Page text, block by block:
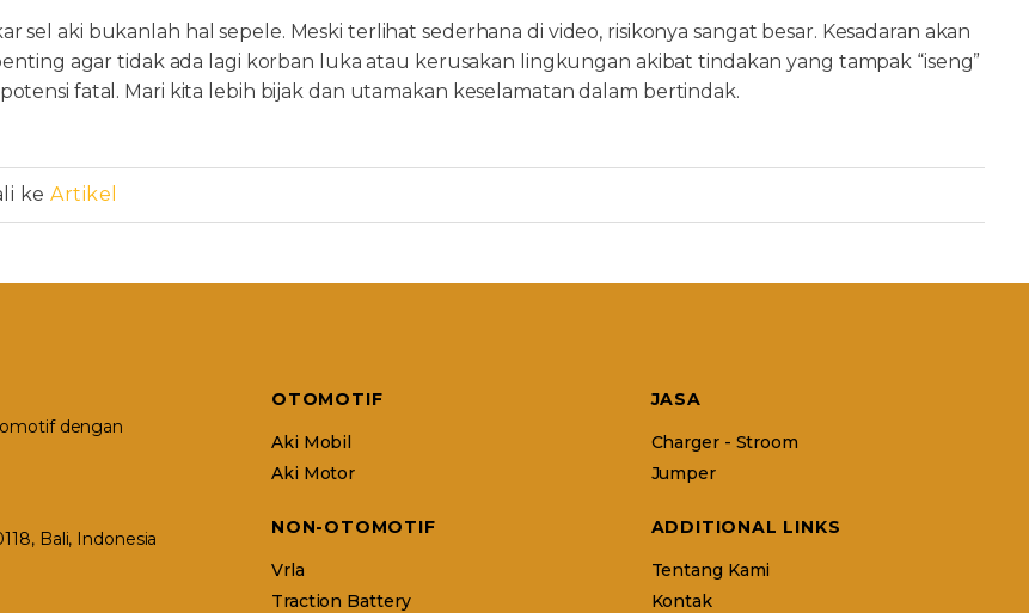
sel aki bukanlah hal sepele. Meski terlihat sederhana di video, risikonya sangat besar. Kesadaran akan
agar tidak ada lagi korban luka atau kerusakan lingkungan akibat tindakan yang tampak “iseng”
fatal. Mari kita lebih bijak dan utamakan keselamatan dalam bertindak.
keArtikel
dengan
Bali, Indonesia
OTOMOTIF
Aki Mobil
Aki Motor
NON-OTOMOTIF
Vrla
Traction Battery
JASA
Charger - Stroom
Jumper
ADDITIONAL LINKS
Tentang Kami
Kontak